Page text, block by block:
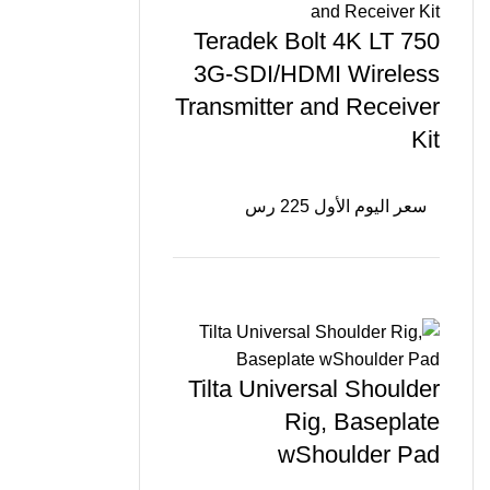
Teradek Bolt 4K LT 750
3G-SDI/HDMI Wireless
Transmitter and Receiver
Kit
سعر اليوم الأول 225 رس
Tilta Universal Shoulder
Rig, Baseplate
wShoulder Pad